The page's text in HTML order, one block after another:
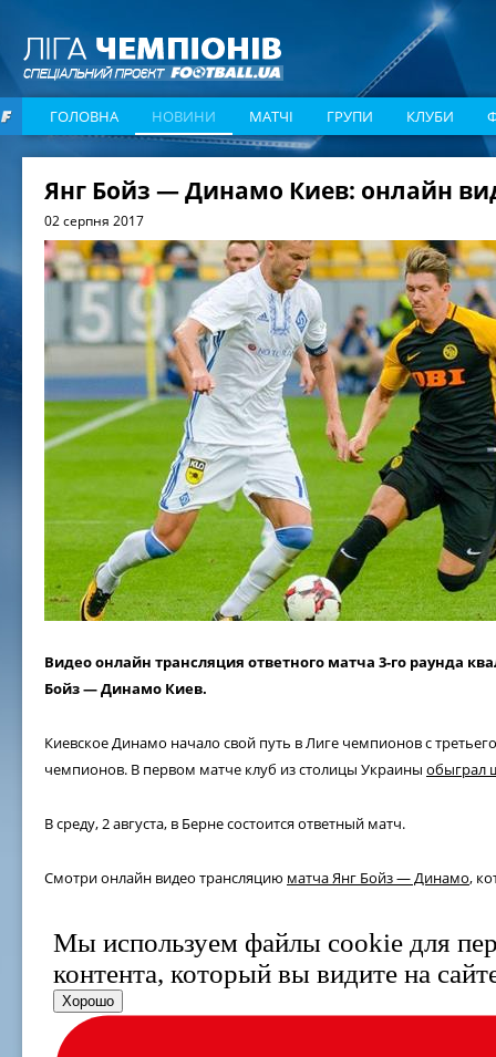
ГОЛОВНА НОВИНИ МАТЧІ ГРУПИ КЛУБИ
Янг Бойз — Динамо Киев: онлайн
02 серпня 2017
Видео онлайн трансляция ответного матча 3-го раунда
Бойз — Динамо Киев.
Киевское Динамо начало свой путь в Лиге чемпионов с
чемпионов. В первом матче клуб из столицы Украины обыграл
В среду, 2 августа, в Берне состоится ответный матч.
Смотри онлайн видео трансляцию матча Янг Бойз — Динамо,